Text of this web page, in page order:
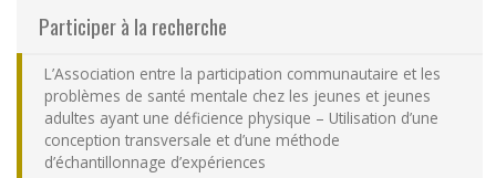
Plan du site
Accessibilité
Espace membre
Participer à la recherche
L’Association entre la participation communautaire et les
problèmes de santé mentale chez les jeunes et jeunes
adultes ayant une déficience physique – Utilisation d’une
conception transversale et d’une méthode
d’échantillonnage d’expériences